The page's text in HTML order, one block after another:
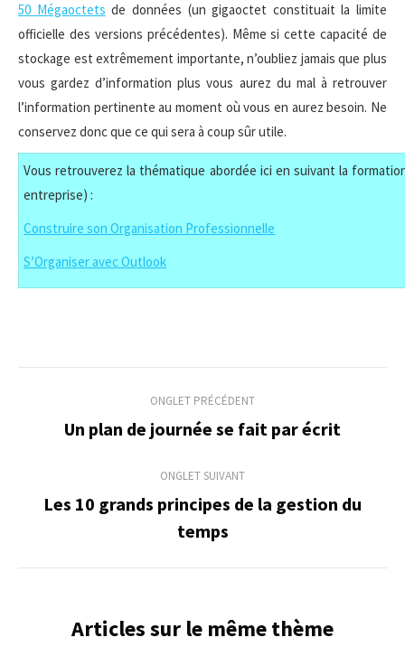
50 Mégaoctets de données (un gigaoctet constituait la limite
officielle des versions précédentes). Même si cette capacité de
stockage est extrêmement importante, n’oubliez jamais que plus
vous gardez d’information plus vous aurez du mal à retrouver
l’information pertinente au moment où vous en aurez besoin. Ne
conservez donc que ce qui sera à coup sûr utile.
Vous retrouverez la thématique abordée ici en suivant la
entreprise) :
Construire son Organisation Professionnelle
S’Organiser avec Outlook
commentaire
ONGLET PRÉCÉDENT
Onglet
Un plan de journée se fait par écrit
ONGLET SUIVANT
Onglet
suivant
Les 10 grands principes de la gestion du
temps
Articles sur le même thème